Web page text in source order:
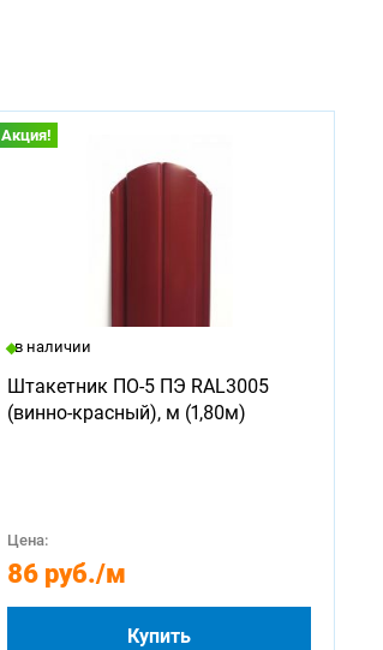
Акция!
в наличии
Штакетник ПО-5 ПЭ RAL3005
(винно-красный), м (1,80м)
Цена:
86 руб./м
Купить